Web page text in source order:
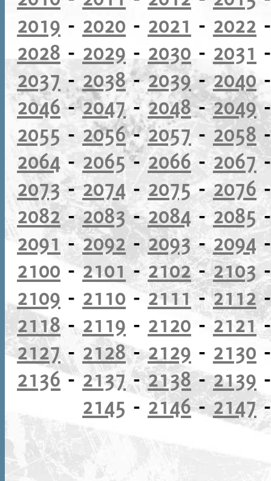
2019 - 2020 - 2021 - 2022
2028 - 2029 - 2030 - 2031
2037 - 2038-2039-2040
2046-2047- 2048-2049
2055 - 2056-2057 - 2058
2064 - 2065-2066-2067
2073-2074 - 2075-2076
2082-2083-2084-2085
2091 -2092-2093-2094
2100 -2101-2102-2103
2109 - 2110 -2111-2112
2118- 2119 - 2120 - 2121
2127- 2128-2129 - 2130
2136- 2137-2138-2139
2145 - 2146-2147